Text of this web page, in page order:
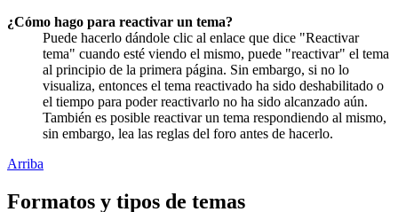
¿Cómo hago para reactivar un tema?
Puede hacerlo dándole clic al enlace que dice "Reactivar
tema" cuando esté viendo el mismo, puede "reactivar" el tema
al principio de la primera página. Sin embargo, si no lo
visualiza, entonces el tema reactivado ha sido deshabilitado o
el tiempo para poder reactivarlo no ha sido alcanzado aún.
También es posible reactivar un tema respondiendo al mismo,
sin embargo, lea las reglas del foro antes de hacerlo.
Arriba
Formatos y tipos de temas